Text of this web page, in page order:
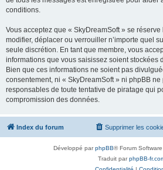
conditions.
Vous acceptez que « SkyDreamSoft » se
modifier, déplacer ou verrouiller n’importe quel
seule discrétion. En tant que membre, vous
informations que vous saisissez soient stockées
Bien que ces informations ne soient pas
consentement, ni « SkyDreamSoft » ni phpBB
responsables de toute tentative de piratage qui
compromission des données.
Index du forum Supprimer les
Développé parphpBB® Forum
Traduit parphpBB-